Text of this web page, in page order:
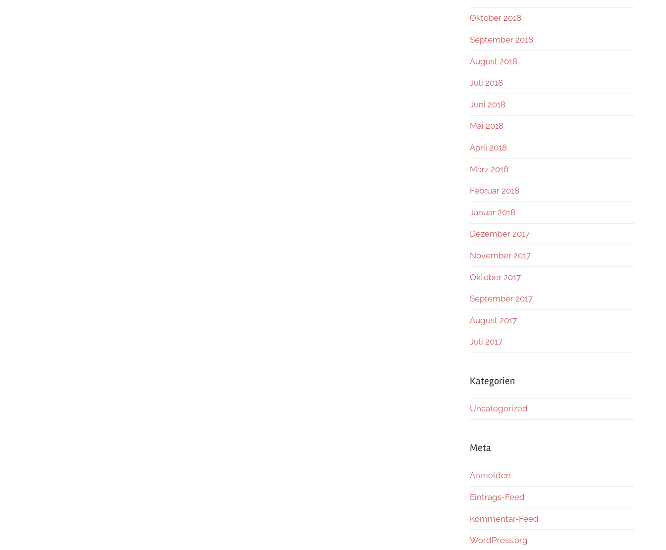
Oktober 2018
September 2018
August 2018
Juli 2018
Juni 2018
Mai 2018
April 2018
März 2018
Februar 2018
Januar 2018
Dezember 2017
November 2017
Oktober 2017
September 2017
August 2017
Juli 2017
Kategorien
Uncategorized
Meta
Anmelden
Eintrags-Feed
Kommentar-Feed
WordPress.org